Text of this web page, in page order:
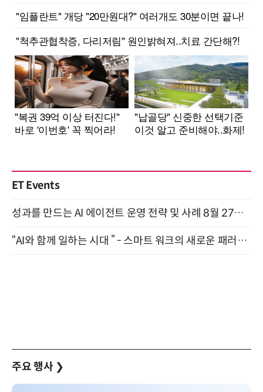
ET Events
성과를 만드는 AI 에이전트 운영 전략 및 사례 8월 27일 개최
“AI와 함께 일하는 시대 ” - 스마트 워크의 새로운 패러다임 (9/11)
주요 행사 ❯